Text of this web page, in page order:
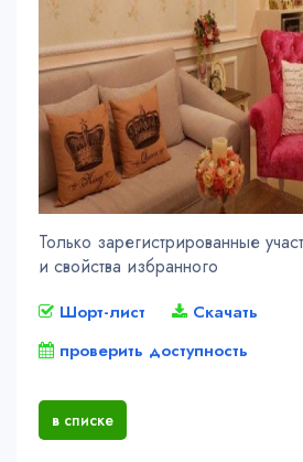
Только зарегистрированные
и свойства избранного
Шорт-лист
Скачать
проверить доступность
в списке